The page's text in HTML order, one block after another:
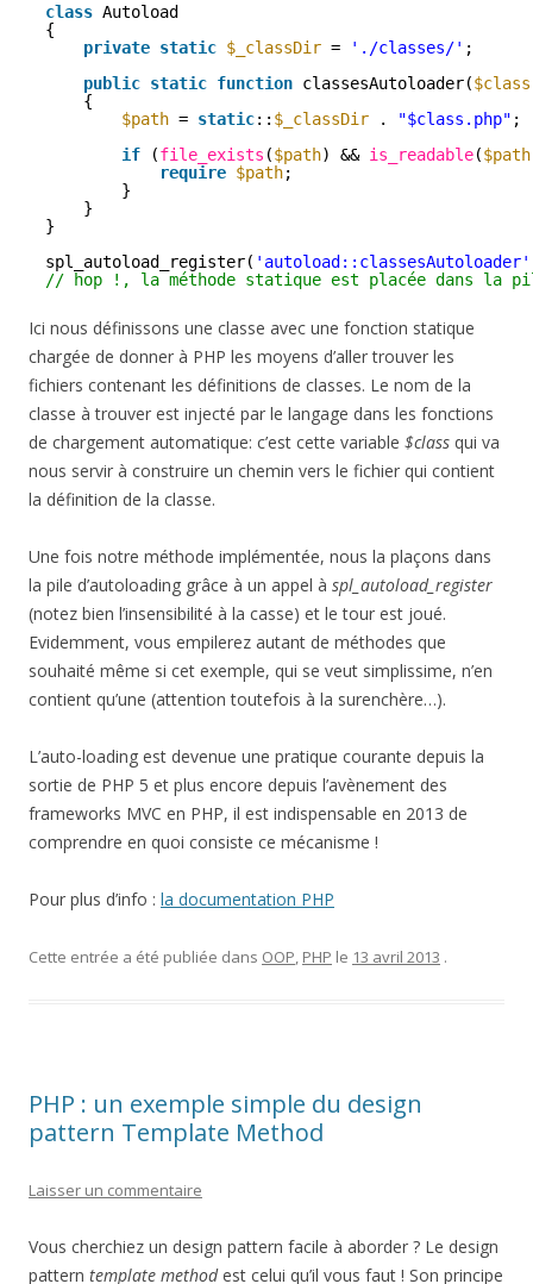
class Autoload
{
private static $_classDir = './classes/' ;
public static function classesAutoloader($class
{
$path = static:: $_classDir . "$class.php" ;
if
(file_exists ($path) && is_readable($path
require $path;
}
}
}
spl_autoload_register( 'autoload::classesAutoloader'
// hop !, la méthode statique est placée dans la
Ici nous définissons une classe avec une fonction statique
chargée de donner à PHP les moyens d’aller trouver les
fichiers contenant les définitions de classes. Le nom de la
classe à trouver est injecté par le langage dans les fonctions
de chargement automatique: c’est cette variable $class qui va
nous servir à construire un chemin vers le fichier qui contient
la définition de la classe.
Une fois notre méthode implémentée, nous la plaçons dans
la pile d’autoloading grâce à un appel à spl_autoload_register
(notez bien l’insensibilité à la casse) et le tour est joué.
Evidemment, vous empilerez autant de méthodes que
souhaité même si cet exemple, qui se veut simplissime, n’en
contient qu’une (attention toutefois à la surenchère…).
L’auto-loading est devenue une pratique courante depuis la
sortie de PHP 5 et plus encore depuis l’avènement des
frameworks MVC en PHP, il est indispensable en 2013 de
comprendre en quoi consiste ce mécanisme !
Pour plus d’info : la documentation PHP
Cette entrée a été publiée dans OOP, PHP le 13 avril 2013 .
PHP : un exemple simple du design
pattern Template Method
Laisser un commentaire
Vous cherchiez un design pattern facile à aborder ? Le design
pattern template methodest celui qu’il vous faut ! Son principe